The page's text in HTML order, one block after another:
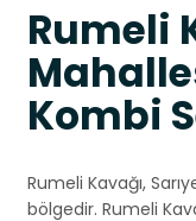
Rumeli
Kombi
Rumeli Kavağı,
bölgedir. Rumeli